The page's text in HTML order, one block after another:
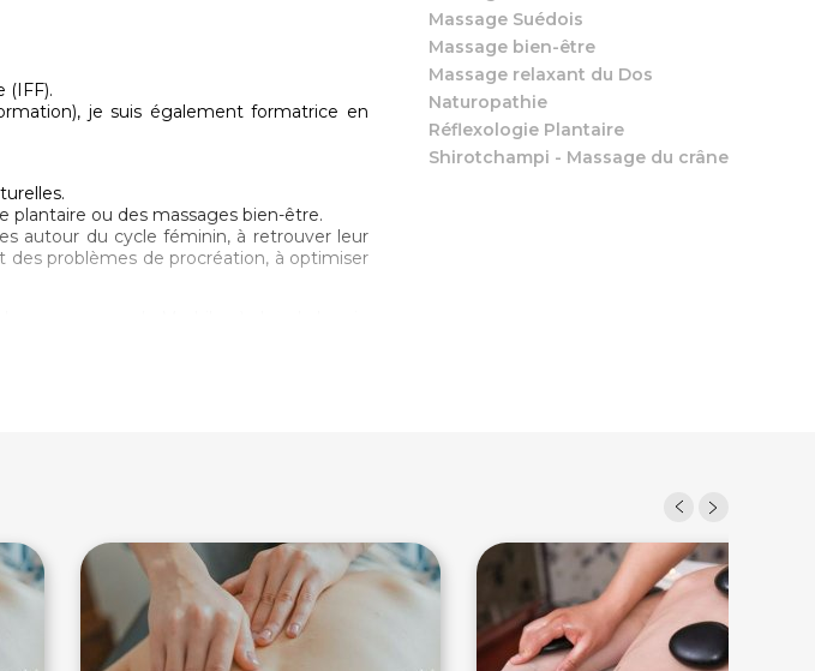
(IFF).
je suis également formatrice en
plantaire ou des massages bien-être.
autour du cycle féminin, à retrouver leur
des problèmes de procréation, à optimiser
Massage Suédois
Massage bien-être
Massage relaxant du Dos
Naturopathie
Réflexologie Plantaire
Shirotchampi - Massage du crâne